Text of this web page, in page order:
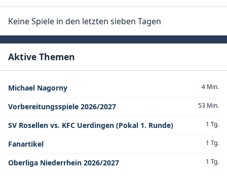
Keine Spiele in den letzten sieben Tagen
Aktive Themen
Michael Nagorny 4 Min.
Vorbereitungsspiele 2026/2027 53 Min.
SV Rosellen vs. KFC Uerdingen (Pokal 1. Runde) 1 Tg.
Fanartikel 1 Tg.
Oberliga Niederrhein 2026/2027 1 Tg.